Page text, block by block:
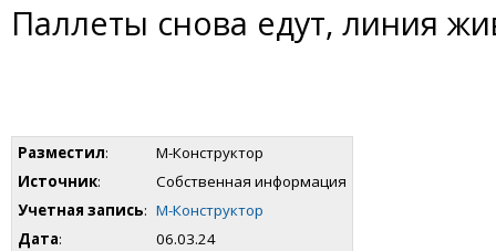
Паллеты снова едут, линия
Разместил:
М-Конструктор
Источник:
Собственная информация
Учетная запись: М-Конструктор
Дата: 06.03.24